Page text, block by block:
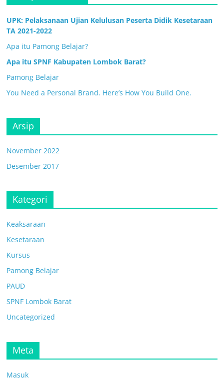
UPK: Pelaksanaan Ujian Kelulusan Peserta Didik Kesetaraan
TA 2021-2022
Apa itu Pamong Belajar?
Apa itu SPNF Kabupaten Lombok Barat?
Pamong Belajar
You Need a Personal Brand. Here’s How You Build One.
Arsip
November 2022
Desember 2017
Kategori
Keaksaraan
Kesetaraan
Kursus
Pamong Belajar
PAUD
SPNF Lombok Barat
Uncategorized
Meta
Masuk